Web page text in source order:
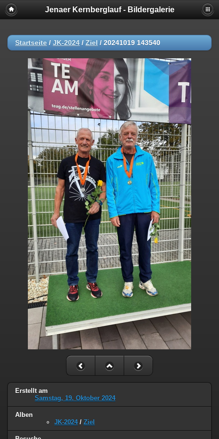
Jenaer Kernberglauf - Bildergalerie
Startseite / JK-2024 / Ziel / 20241019 143540
Erstellt am
Samstag, 19. Oktober 2024
Alben
JK-2024/ Ziel